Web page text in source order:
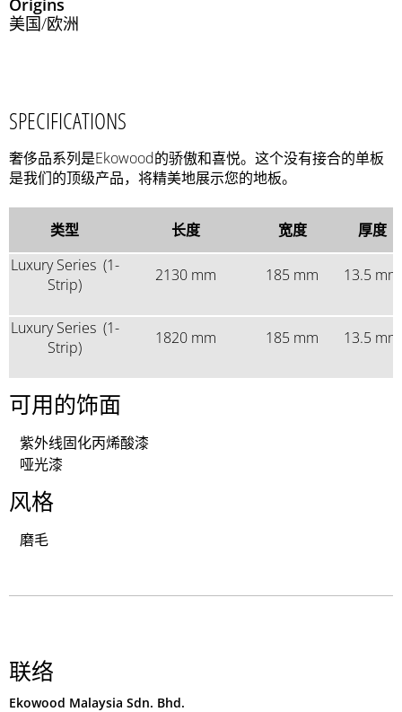
Origins
美国/欧洲
SPECIFICATIONS
奢侈品系列是Ekowood的骄傲和喜悦。这个没有接合的单板
是我们的顶级产品，将精美地展示您的地板。
类型 长度 宽度
厚度
Luxury Series (1-
Strip)
2130 mm 185 mm 13.5 mm
Luxury Series (1-
Strip)
1820 mm 185 mm 13.5 mm
可用的饰面
紫外线固化丙烯酸漆
哑光漆
风格
磨毛
联络
Ekowood Malaysia Sdn. Bhd.